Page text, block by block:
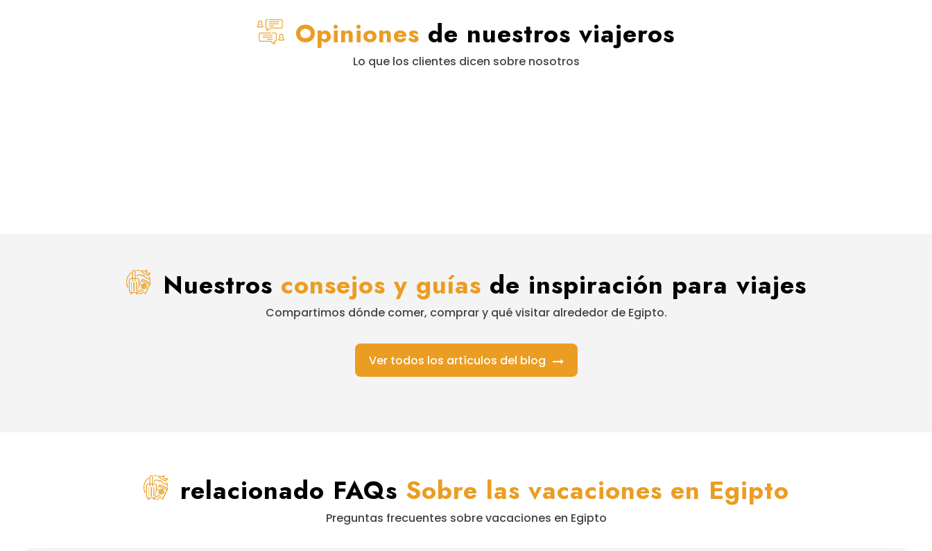
Opiniones de nuestros viajeros
Lo que los clientes dicen sobre nosotros
Nuestros consejos y guías de inspiración para viajes
Compartimos dónde comer, comprar y qué visitar alrededor de Egipto.
Ver todos los artículos del blog
relacionado FAQs Sobre las vacaciones en Egipto
Preguntas frecuentes sobre vacaciones en Egipto